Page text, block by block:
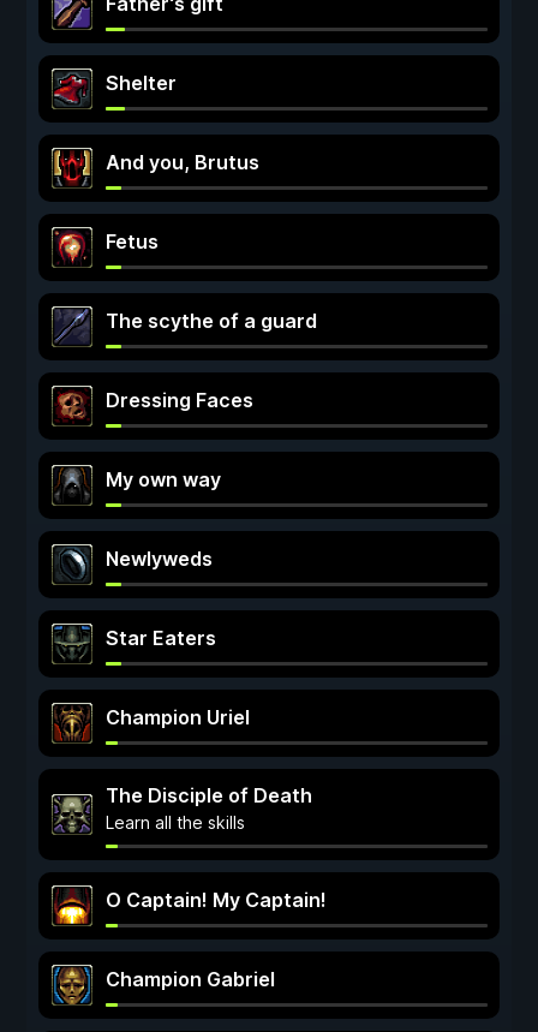
Shelter
And you, Brutus
Fetus
The scythe of a guard
Dressing Faces
My own way
Newlyweds
Star Eaters
Champion Uriel
The Disciple of Death
Learn all the skills
O Captain! My Captain!
Champion Gabriel